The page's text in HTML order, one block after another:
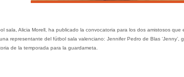
sala, Alicia Morell, ha publicado la convocatoria para los dos amistosos
representante del fútbol sala valenciano: Jennifer Pedro de Blas ‘Jenny’,
de la temporada para la guardameta.